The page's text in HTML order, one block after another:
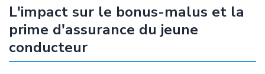
L'impact sur le bonus-malus et la
prime d'assurance du jeune
conducteur